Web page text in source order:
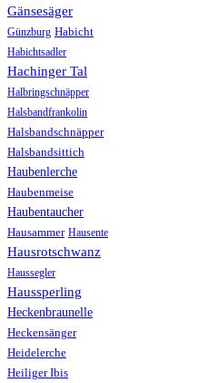
Gänsesäger
Günzburg Habicht
Habichtsadler
Hachinger Tal
Halbringschnäpper
Halsbandfrankolin
Halsbandschnäpper
Halsbandsittich
Haubenlerche
Haubenmeise
Haubentaucher
Hausammer Hausente
Hausrotschwanz
Haussegler
Haussperling
Heckenbraunelle
Heckensänger
Heidelerche
Heiliger Ibis